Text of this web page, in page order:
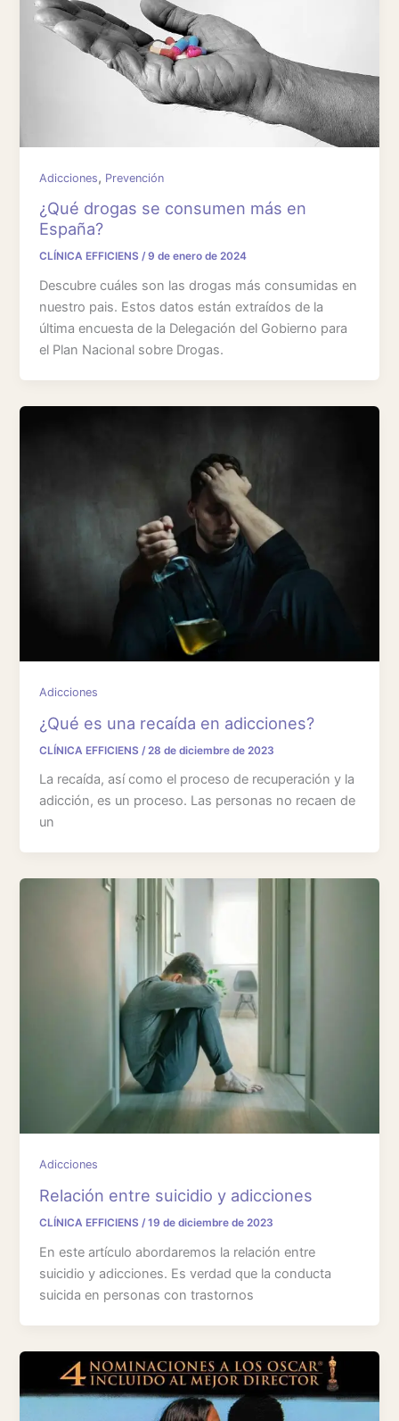
Adicciones, Prevención
¿Qué drogas se consumen más en
España?
CLÍNICA EFFICIENS/9 de enero de 2024
Descubre cuáles son las drogas más consumidas en
nuestro pais. Estos datos están extraídos de la
última encuesta de la Delegación del Gobierno para
el Plan Nacional sobre Drogas.
Adicciones
¿Qué es una recaída en adicciones?
CLÍNICA EFFICIENS /28 de diciembre de 2023
La recaída, así como el proceso de recuperación y la
adicción, es un proceso. Las personas no recaen de
un
Adicciones
Relación entre suicidio y adicciones
CLÍNICA EFFICIENS/19 de diciembre de 2023
En este artículo abordaremos la relación entre
suicidio y adicciones. Es verdad que la conducta
suicida en personas con trastornos